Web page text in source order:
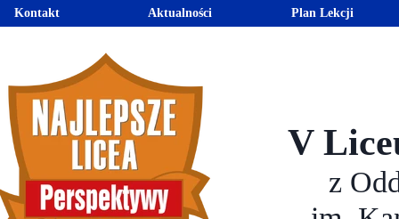
V
z
Plan Lekcji
Aktualności
Kontakt